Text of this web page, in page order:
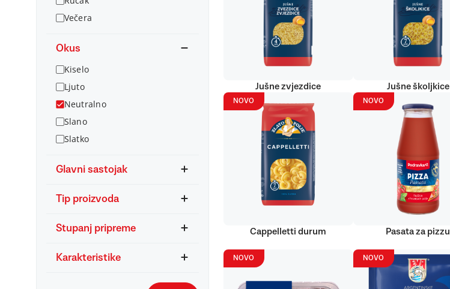
Večera
Okus
Kiselo
Ljuto
Neutralno
Slano
Slatko
Glavni sastojak
Tip proizvoda
Stupanj pripreme
Karakteristike
Jušne zvjezdice Jušne školjkice
NOVO
Cappelletti durum
NOVO
Pasata za pizzu
NOVO NOVO